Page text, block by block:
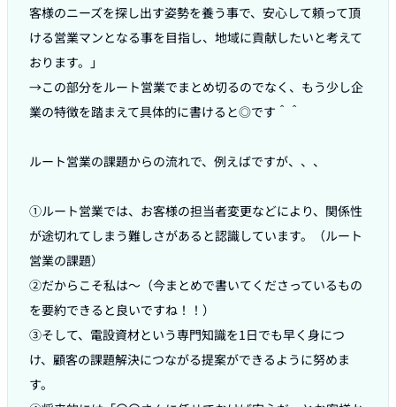
客様のニーズを探し出す姿勢を養う事で、安心して頼って頂
ける営業マンとなる事を目指し、地域に貢献したいと考えて
おります。」
→この部分をルート営業でまとめ切るのでなく、もう少し企
業の特徴を踏まえて具体的に書けると◎です＾＾
ルート営業の課題からの流れで、例えばですが、、、
①ルート営業では、お客様の担当者変更などにより、関係性
が途切れてしまう難しさがあると認識しています。（ルート
営業の課題）
②だからこそ私は〜（今まとめで書いてくださっているもの
を要約できると良いですね！！）
③そして、電設資材という専門知識を1日でも早く身につ
け、顧客の課題解決につながる提案ができるように努めま
す。